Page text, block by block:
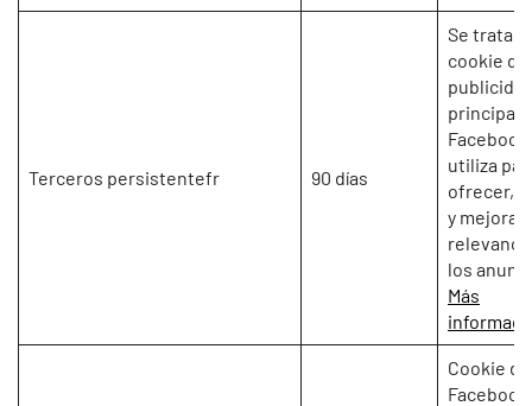
Terceros persistentefr 90 días
Se trata
cookie de
principal
utiliza
ofrecer,
y mejorar
los
Más
Cookie de